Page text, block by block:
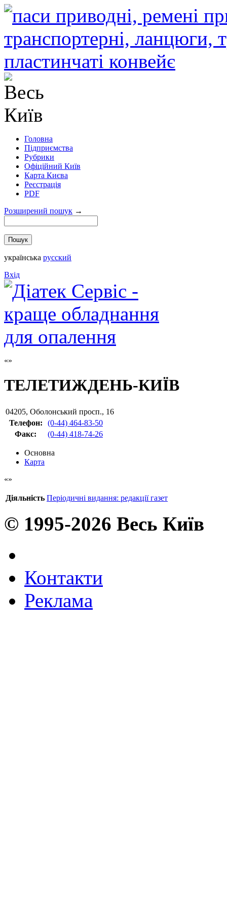
Головна
Підприємства
Рубрики
Офіційний Київ
Карта Києва
Реєстрація
PDF
Розширений пошук →
українська русский
Вхід
ТЕЛЕТИЖДЕНЬ-КИЇВ
04205, Оболонський просп., 16
Телефон:
(0-44) 464-83-50
Факс: (0-44) 418-74-26
Основна
Карта
Діяльність Періодичні видання: редакції газет
© 1995-2026 Весь Київ
Контакти
Реклама